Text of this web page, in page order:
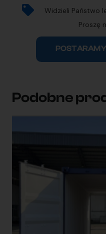
Widzieli Państwo
Proszę
Podobne